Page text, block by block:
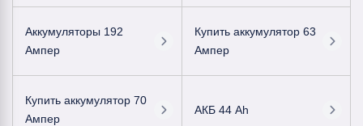
Аккумуляторы 192
Ампер
Купить аккумулятор 63
Ампер
Купить аккумулятор 70
Ампер
АКБ 44 Ah